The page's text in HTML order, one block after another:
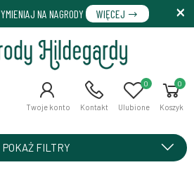
NA NAGRODY WIĘCEJ
Twoje konto Kontakt Ulubione
0 0
Koszyk
POKAŻ FILTRY